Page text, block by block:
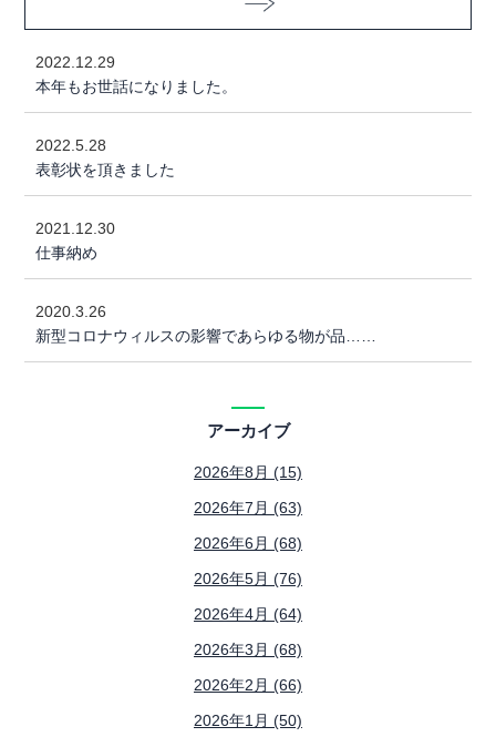
2022.12.29
本年もお世話になりました。
2022.5.28
表彰状を頂きました
2021.12.30
仕事納め
2020.3.26
新型コロナウィルスの影響であらゆる物が品……
アーカイブ
2026年8月 (15)
2026年7月 (63)
2026年6月 (68)
2026年5月 (76)
2026年4月 (64)
2026年3月 (68)
2026年2月 (66)
2026年1月 (50)